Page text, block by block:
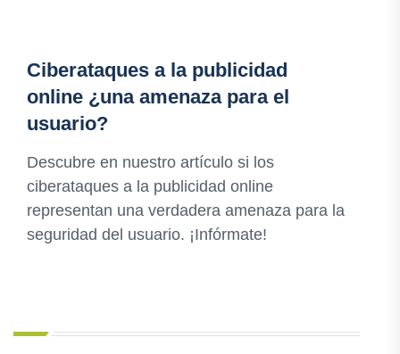
Ciberataques a la publicidad
online ¿una amenaza para el
usuario?
Descubre en nuestro artículo si los
ciberataques a la publicidad online
representan una verdadera amenaza para la
seguridad del usuario. ¡Infórmate!